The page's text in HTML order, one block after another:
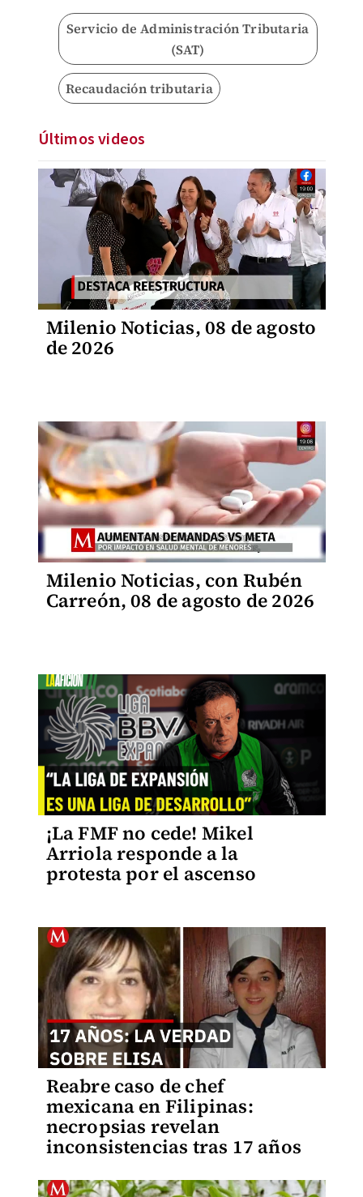
Servicio de Administración Tributaria
(SAT)
Recaudación tributaria
Últimos videos
Milenio Noticias, 08 de agosto
de 2026
Milenio Noticias, con Rubén
Carreón, 08 de agosto de 2026
¡La FMF no cede! Mikel
Arriola responde a la
protesta por el ascenso
Reabre caso de chef
mexicana en Filipinas:
necropsias revelan
inconsistencias tras 17 años